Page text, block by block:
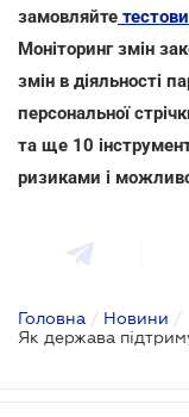
замовляйте
Моніторинг змін
змін в діяльності
персональної
та ще 10
ризиками і
Головна / Новини /
Як держава